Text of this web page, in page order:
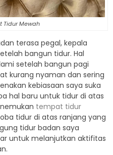
Tidur Mewah
terasa pegal, kepala
bangun tidur. Hal
setelah bangun pagi
kurang nyaman dan sering
kebiasaan saya suka
hal baru untuk tidur di atas
tempat tidur
tidur di atas ranjang yang
tidur badan saya
untuk melanjutkan aktifitas